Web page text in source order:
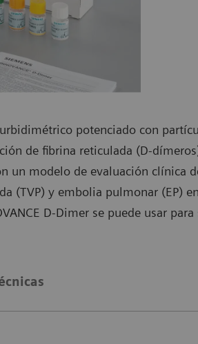
potenciado con
de fibrina reticulada (D-
un modelo de evaluación clínica
(TVP) y embolia pulmonar (EP)
D-Dimer se puede usar